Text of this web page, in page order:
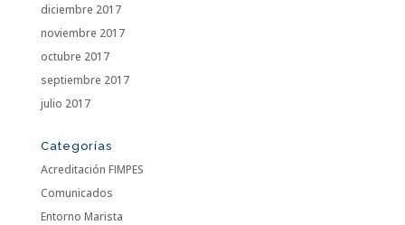
diciembre 2017
noviembre 2017
octubre 2017
septiembre 2017
julio 2017
Categorías
Acreditación FIMPES
Comunicados
Entorno Marista